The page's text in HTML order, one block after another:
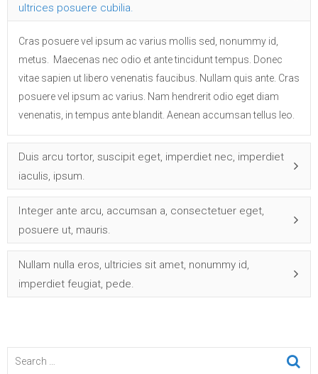
ultrices posuere cubilia.
Cras posuere vel ipsum ac varius mollis sed, nonummy id,
metus. Maecenas nec odio et ante tincidunt tempus. Donec
vitae sapien ut libero venenatis faucibus. Nullam quis ante. Cras
posuere vel ipsum ac varius. Nam hendrerit odio eget diam
venenatis, in tempus ante blandit. Aenean accumsan tellus leo.
Duis arcu tortor, suscipit eget, imperdiet nec, imperdiet
iaculis, ipsum.
Integer ante arcu, accumsan a, consectetuer eget,
posuere ut, mauris.
Nullam nulla eros, ultricies sit amet, nonummy id,
imperdiet feugiat, pede.